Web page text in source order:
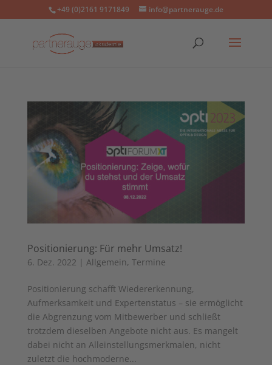
+49 (0)2161 9171849 info@partnerauge.de
Positionierung: Für mehr Umsatz!
6. Dez. 2022 | Allgemein, Termine
Positionierung schafft Wiedererkennung,
Aufmerksamkeit und Expertenstatus – sie ermöglicht
die Abgrenzung vom Mitbewerber und schließt
trotzdem dieselben Angebote nicht aus. Es mangelt
dabei nicht an Alleinstellungsmerkmalen, nicht
zuletzt die hochmoderne...